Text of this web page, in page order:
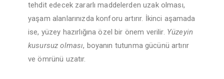
tehdit edecek zararlı maddelerden uzak olması,
yaşam alanlarınızda konforu artırır. İkinci aşamada
ise, yüzey hazırlığına özel bir önem verilir. Yüzeyin
kusursuz olması, boyanın tutunma gücünü artırır
ve ömrünü uzatır.